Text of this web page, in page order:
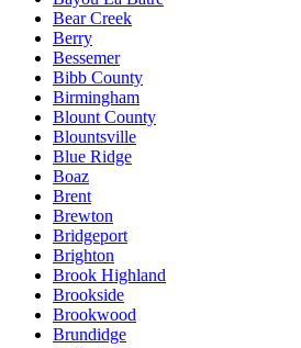
Bear Creek
Berry
Bessemer
Bibb County
Birmingham
Blount County
Blountsville
Blue Ridge
Boaz
Brent
Brewton
Bridgeport
Brighton
Brook Highland
Brookside
Brookwood
Brundidge